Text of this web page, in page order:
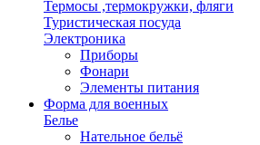
Термосы ,термокружки, фляги
Туристическая посуда
Электроника
Приборы
Фонари
Элементы питания
Форма для военных
Белье
Нательное бельё